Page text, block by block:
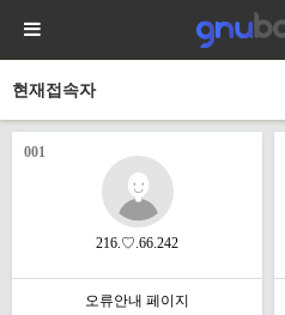
현재접속자
001
216.♡.66.242
오류안내 페이지